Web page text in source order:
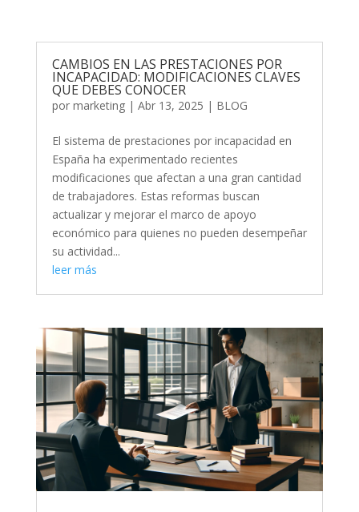
CAMBIOS EN LAS PRESTACIONES POR
INCAPACIDAD: MODIFICACIONES CLAVES
QUE DEBES CONOCER
por marketing| Abr 13, 2025 | BLOG
El sistema de prestaciones por incapacidad en
España ha experimentado recientes
modificaciones que afectan a una gran cantidad
de trabajadores. Estas reformas buscan
actualizar y mejorar el marco de apoyo
económico para quienes no pueden desempeñar
su actividad...
leer más